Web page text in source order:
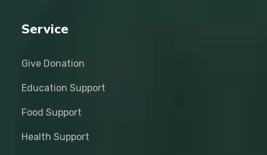
Service
Give Donation
Education Support
Food Support
Health Support